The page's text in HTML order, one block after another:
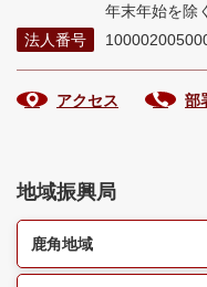
年末年始を除
法人番号
アクセス 部
地域振興局
鹿角地域